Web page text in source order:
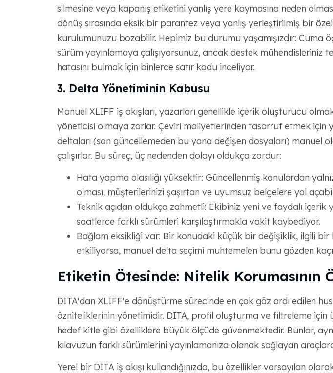
silmesine veya kapanış etiketini yanlış yere koymasına neden
dönüş sırasında eksik bir parantez veya yanlış yerleştirilmiş bir
kurulumunuzu bozabilir. Hepimiz bu durumu yaşamışızdır: Cuma
sürüm yayınlamaya çalışıyorsunuz, ancak destek mühendisleriniz
hatasını bulmak için binlerce satır kodu inceliyor.
3. Delta Yönetiminin Kabusu
Manuel XLIFF iş akışları, yazarları genellikle içerik oluşturucu
yöneticisi olmaya zorlar. Çeviri maliyetlerinden tasarruf etmek için
deltaları (son güncellemeden bu yana değişen dosyaları) manuel
çalışırlar. Bu süreç, üç nedenden dolayı oldukça zordur:
Hata yapma olasılığı yüksektir: Güncellenmiş konulardan
olması, müşterilerinizi şaşırtan ve uyumsuz belgelere yol
Teknik açıdan oldukça zahmetli: Ekibiniz yeni ve faydalı içerik
saatlerce farklı sürümleri karşılaştırmakla vakit kaybediyor.
Bağlam eksikliği var: Bir konudaki küçük bir değişiklik, ilgili bir
etkiliyorsa, manuel delta seçimi muhtemelen bunu gözden
Etiketin Ötesinde: Nitelik Korumasının
DITA'dan XLIFF'e dönüştürme sürecinde en çok göz ardı edilen
özniteliklerinin yönetimidir. DITA, profil oluşturma ve filtreleme için
hedef kitle gibi özelliklere büyük ölçüde güvenmektedir. Bunlar,
kılavuzun farklı sürümlerini yayınlamanıza olanak sağlayan
Yerel bir DITA iş akışı kullandığınızda, bu özellikler varsayılan